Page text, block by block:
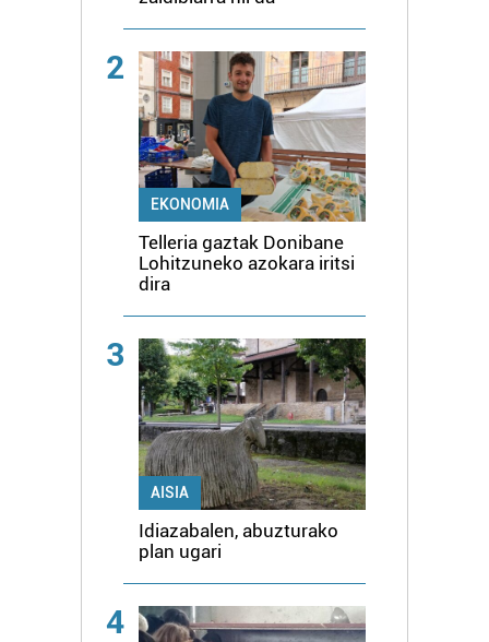
2
EKONOMIA
Telleria gaztak Donibane
Lohitzuneko azokara iritsi
dira
3
AISIA
Idiazabalen, abuzturako
plan ugari
4